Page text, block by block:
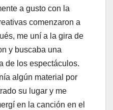
a gusto con la
comenzaron a
me uní a la gira de
y buscaba una
de los espectáculos.
algún material por
su lugar y me
en la canción en el